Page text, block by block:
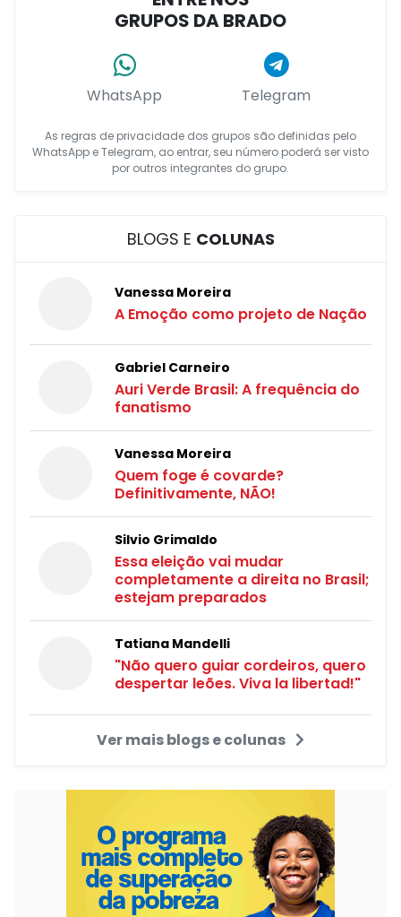
GRUPOS DA BRADO
WhatsApp Telegram
As regras de privacidade dos grupos são definidas pelo
WhatsApp e Telegram, ao entrar, seu número poderá ser visto
por outros integrantes do grupo.
BLOGS E COLUNAS
Vanessa Moreira
A Emoção como projeto de Nação
Gabriel Carneiro
Auri Verde Brasil: A frequência do
fanatismo
Vanessa Moreira
Quem foge é covarde?
Definitivamente, NÃO!
Silvio Grimaldo
Essa eleição vai mudar
completamente a direita no Brasil;
estejam preparados
Tatiana Mandelli
"Não quero guiar cordeiros, quero
despertar leões. Viva la libertad!"
Ver mais blogs e colunas